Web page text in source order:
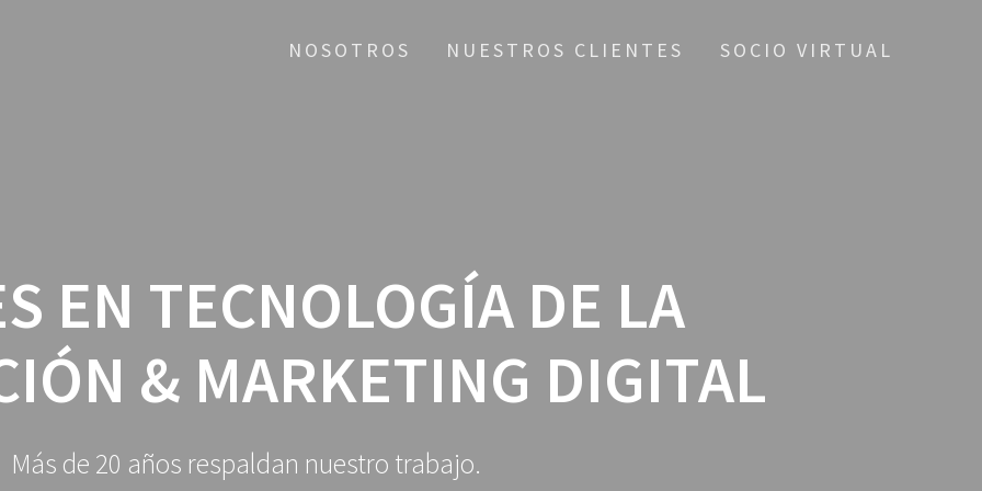
NOSOTROS NUESTROS CLIENTES SOCIO VIRTUAL
EN TECNOLOGÍA DE LA
& MARKETING DIGITAL
Más de 20 años respaldan nuestro trabajo.